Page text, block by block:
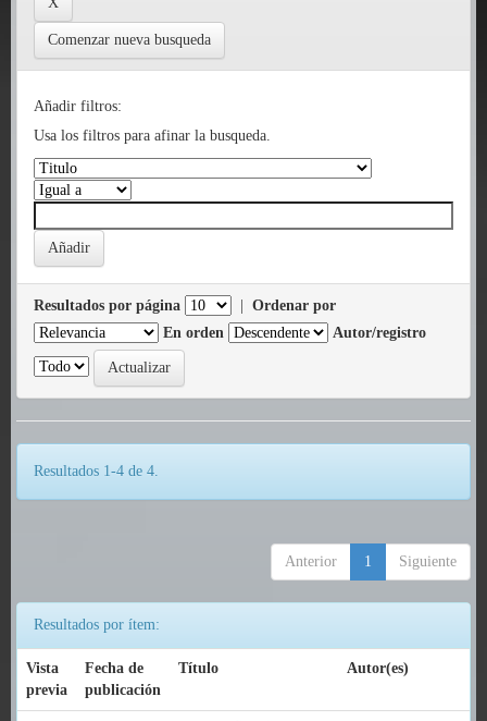
Comenzar nueva busqueda
Añadir filtros:
Usa los filtros para afinar la busqueda.
Resultados por página
Ordenar por
En orden
Autor/registro
Resultados 1-4 de 4.
Anterior 1 Siguiente
Resultados por ítem:
Vista
previa
Fecha de
publicación
Título Autor(es)